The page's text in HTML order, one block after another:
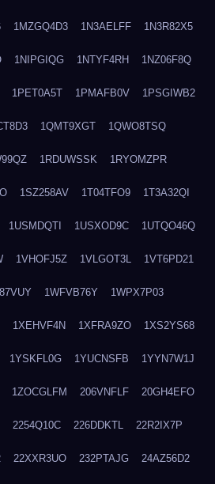
1MZGQ4D3 1N3AELFF 1N3R82X5
1NIPGIQG 1NTYF4RH 1NZ06F8Q
1PET0A5T 1PMAFB0V 1PSGIWB2
1QMT9XGT 1QWO8TSQ
1RDUWSSK 1RYOMZPR
1SZ258AV 1T04TFO9 1T3A32QI
1USMDQTI 1USXOD9C 1UTQO46Q
1VHOFJ5Z 1VLGOT3L 1VT6PD21
1WFVB76Y 1WPX7P03
1XEHVF4N 1XFRA9ZO 1XS2YS68
1YSKFL0G 1YUCNSFB 1YYN7W1J
1ZOCGLFM 206VNFLF 20GH4EFO
2254Q10C 226DDKTL 22R2IX7P
22XXR3UO 232PTAJG 24AZ56D2